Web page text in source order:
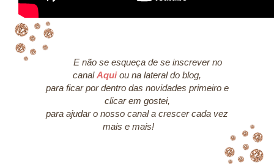
E não se esqueça de se inscrever no
canalAquiou na lateral do blog,
para ficar por dentro das novidades primeiro e
clicar em gostei,
para ajudar o nosso canal a crescer cada vez
mais e mais!